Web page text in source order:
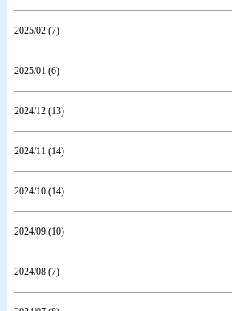
2025/02 (7)
2025/01 (6)
2024/12 (13)
2024/11 (14)
2024/10 (14)
2024/09 (10)
2024/08 (7)